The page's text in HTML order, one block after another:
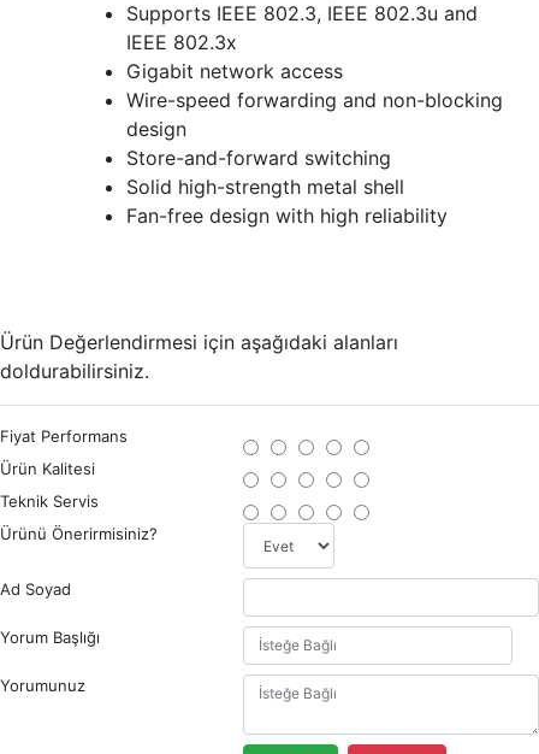
Supports IEEE 802.3, IEEE 802.3u and
IEEE 802.3x
Gigabit network access
Wire-speed forwarding and non-blocking
design
Store-and-forward switching
Solid high-strength metal shell
Fan-free design with high reliability
Ürün Değerlendirmesi için aşağıdaki alanları
doldurabilirsiniz.
Fiyat Performans
Ürün Kalitesi
Teknik Servis
Ürünü Önerirmisiniz?
Ad Soyad
Yorum Başlığı
Yorumunuz